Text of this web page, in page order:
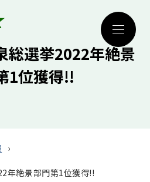
総選挙2022年絶景
1位獲得!!
年絶景部門第1位獲得!!